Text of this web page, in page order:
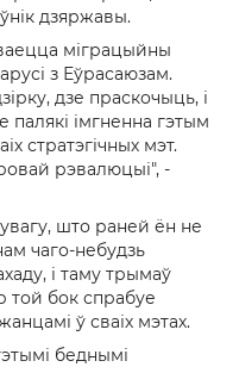
дзяржавы.
міграцыйны
з Еўрасаюзам.
дзе праскочыць, і
імгненна гэтым
стратэгічных мэт.
рэвалюцыі", -
што раней ён не
чаго-небудзь
і таму трымаў
той бок спрабуе
ў сваіх мэтах.
беднымі